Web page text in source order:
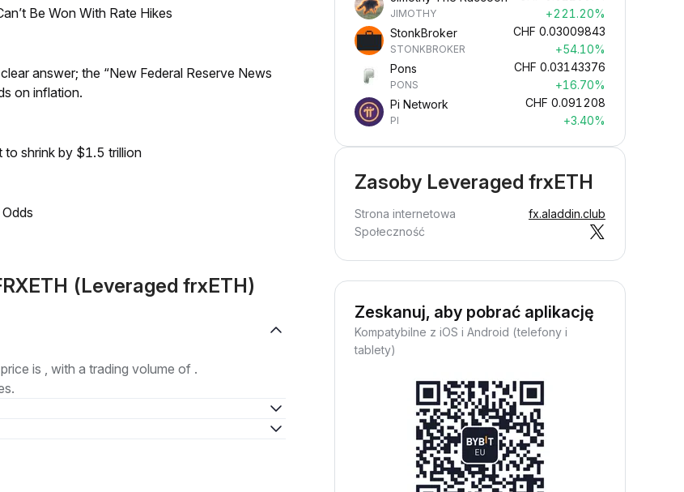
Be Won With Rate Hikes
answer; the “New Federal Reserve News
on inflation.
to shrink by $1.5 trillion
(Leveraged frxETH)
is , with a trading volume of .
JIMOTHY
+221.20%
StonkBroker
STONKBROKER
CHF 0.03009843
+54.10%
Pons
PONS
CHF 0.03143376
+16.70%
Pi Network
PI
CHF 0.091208
+3.40%
Zasoby Leveraged frxETH
Strona internetowa
fx.aladdin.club
Społeczność
Zeskanuj, aby pobrać aplikację
Kompatybilne z iOS i Android (telefony i
tablety)